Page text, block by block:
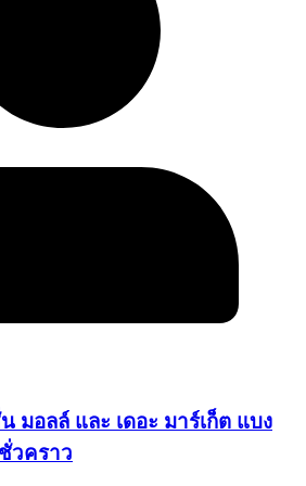
มอลล์ และ เดอะ มาร์เก็ต แบง
วคราว